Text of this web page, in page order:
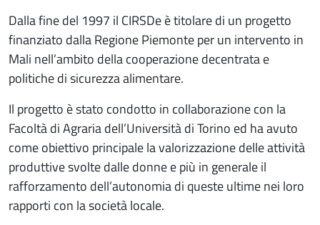
Dalla fine del 1997 il CIRSDe è titolare di un progetto
finanziato dalla Regione Piemonte per un intervento in
Mali nell’ambito della cooperazione decentrata e
politiche di sicurezza alimentare.
Il progetto è stato condotto in collaborazione con la
Facoltà di Agraria dell’Università di Torino ed ha avuto
come obiettivo principale la valorizzazione delle attività
produttive svolte dalle donne e più in generale il
rafforzamento dell’autonomia di queste ultime nei loro
rapporti con la società locale.